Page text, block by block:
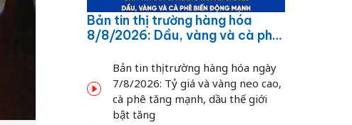
Bản tin thị trường hàng hóa
8/8/2026: Dầu, vàng và cà phê
Bản tin thị trường hàng hóa ngày
7/8/2026: Tỷ giá và vàng neo cao,
cà phê tăng mạnh, dầu thế giới
bật tăng